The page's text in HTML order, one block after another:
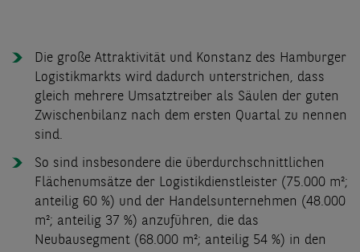
Die große Attraktivität und Konstanz des Hamburger
Logistikmarkts wird dadurch unterstrichen, dass
gleich mehrere Umsatztreiber als Säulen der guten
Zwischenbilanz nach dem ersten Quartal zu nennen
sind.
So sind insbesondere die überdurchschnittlichen
Flächenumsätze der Logistikdienstleister (75.000 m²;
anteilig 60 %) und der Handelsunternehmen (48.000
m²; anteilig 37 %) anzuführen, die das
Neubausegment (68.000 m²; anteilig 54 %) in den